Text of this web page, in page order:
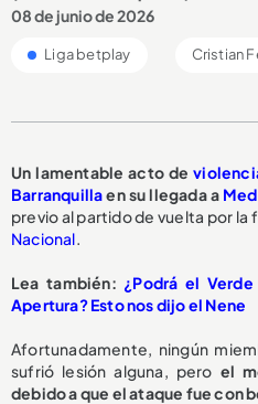
08 de junio de 2026
Liga betplay Cristian
Un lamentable acto de
Barranquillaen su llegada a
previo al partido de vuelta por la
Nacional.
Lea también: ¿Podrá el
Apertura? Esto nos dijo el Nene
Afortunadamente, ningún
sufrió lesión alguna, pero el
debido a que el ataque fue con